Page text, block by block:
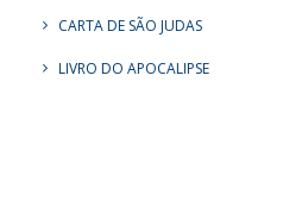
CARTA DE SÃO JUDAS
LIVRO DO APOCALIPSE